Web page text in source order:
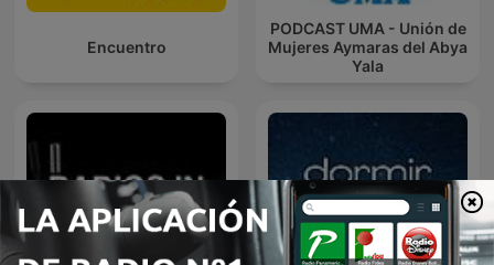
Encuentro
PODCAST UMA - Unión de
Mujeres Aymaras del Abya
Yala